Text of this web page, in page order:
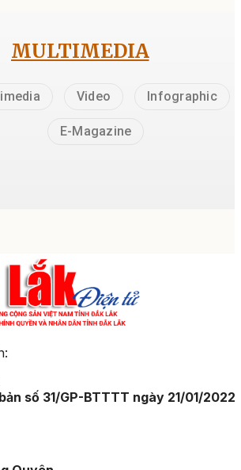
MULTIMEDIA
Video Infographic
E-Magazine
số 31/GP-BTTTT ngày 21/01/2022